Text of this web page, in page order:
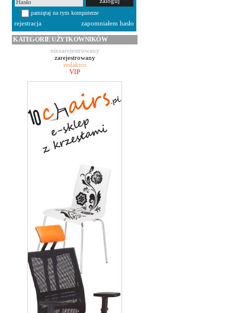
pamiętaj na tym komputerze
rejestracja
zapomniałem hasło
KATEGORIE UŻYTKOWNIKÓW
niezarejestrowany
zarejestrowany
redaktor
VIP